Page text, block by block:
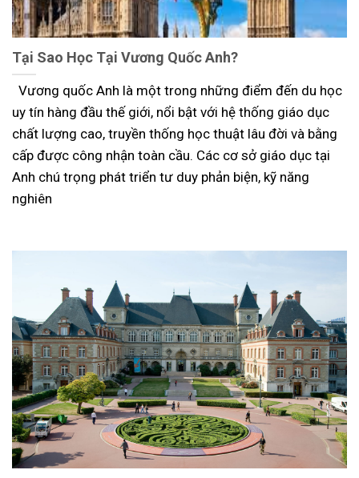
Tại Sao Học Tại Vương Quốc Anh?
Vương quốc Anh là một trong những điểm đến du học
uy tín hàng đầu thế giới, nổi bật với hệ thống giáo dục
chất lượng cao, truyền thống học thuật lâu đời và bằng
cấp được công nhận toàn cầu. Các cơ sở giáo dục tại
Anh chú trọng phát triển tư duy phản biện, kỹ năng
nghiên